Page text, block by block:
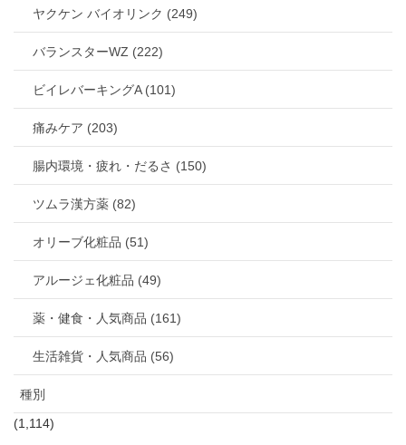
ヤクケン バイオリンク (249)
バランスターWZ (222)
ビイレバーキングA (101)
痛みケア (203)
腸内環境・疲れ・だるさ (150)
ツムラ漢方薬 (82)
オリーブ化粧品 (51)
アルージェ化粧品 (49)
薬・健食・人気商品 (161)
生活雑貨・人気商品 (56)
種別
(1,114)